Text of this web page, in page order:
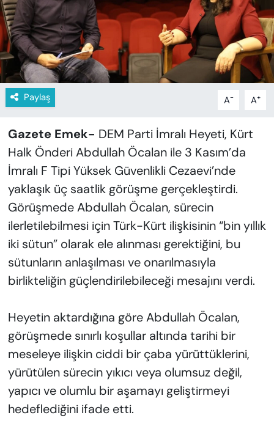
Paylaş A- A+
Gazete Emek- DEM Parti İmralı Heyeti, Kürt
Halk Önderi Abdullah Öcalan ile 3 Kasım’da
İmralı F Tipi Yüksek Güvenlikli Cezaevi’nde
yaklaşık üç saatlik görüşme gerçekleştirdi.
Görüşmede Abdullah Öcalan, sürecin
ilerletilebilmesi için Türk-Kürt ilişkisinin “bin yıllık
iki sütun” olarak ele alınması gerektiğini, bu
sütunların anlaşılması ve onarılmasıyla
birlikteliğin güçlendirilebileceği mesajını verdi.
Heyetin aktardığına göre Abdullah Öcalan,
görüşmede sınırlı koşullar altında tarihi bir
meseleye ilişkin ciddi bir çaba yürüttüklerini,
yürütülen sürecin yıkıcı veya olumsuz değil,
yapıcı ve olumlu bir aşamayı geliştirmeyi
hedeflediğini ifade etti.
SPOR
KÜLTÜR-SANAT
MAGAZİN
YAZAR KÖŞESİ
SİYASET
VAN VE DİYARBAKIR HABERLERİ